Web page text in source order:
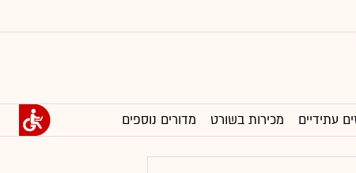
עתידיים מכירות בשורט מדורים נוספים